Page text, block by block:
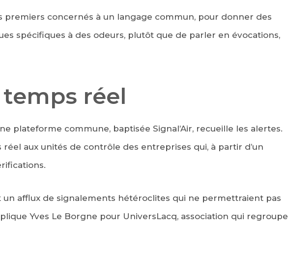
premiers concernés à un langage commun, pour donner des
spécifiques à des odeurs, plutôt que de parler en évocations,
réel
plateforme commune, baptisée Signal’Air, recueille les alertes.
aux unités de contrôle des entreprises qui, à partir d’un
un afflux de signalements hétéroclites qui ne permettraient pas
Yves Le Borgne pour UniversLacq, association qui regroupe